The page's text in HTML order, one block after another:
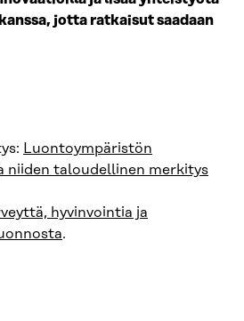
jotta ratkaisut saadaan
Luontoympäristön
niiden taloudellinen merkitys
hyvinvointia ja
.